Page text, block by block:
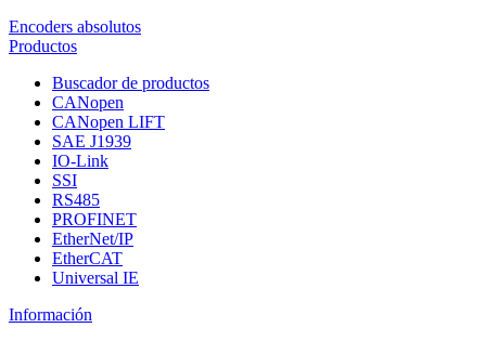
Encoders absolutos
Productos
Buscador de productos
CANopen
CANopen LIFT
SAE J1939
IO-Link
SSI
RS485
PROFINET
EtherNet/IP
EtherCAT
Universal IE
Información